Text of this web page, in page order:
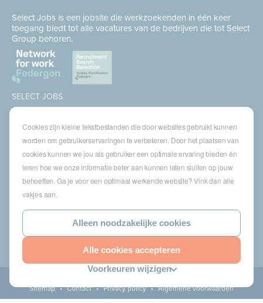
Cookies zijn kleine tekstbestanden die door websites gebruikt kunnen
worden om gebruikerservaringen te verbeteren. Door het plaatsen van
cookies kunnen we jou als gebruiker een optimale ervaring bieden én
leren hoe we onze informatie beter aan kunnen laten sluiten op jouw
behoeften. Ga je voor een optimaal werkende website? Vink dan alle
vakjes aan.
Alleen noodzakelijke cookies
Alle cookies accepteren
Voorkeuren wijzigen
Select Jobs is een jobsite die werkzoekenden in één keer
toegang biedt tot alle vacatures van de bedrijven die tot Select
Group behoren.
SELECT JOBS
Jobs
Job alert
SPECIALISATIES
Technics
High Technics & Engineering
Logistics
Finance & Insurance
Office
HR & Legal
Sitemap • Contact • Privacy policy • Algemene voorwaarden